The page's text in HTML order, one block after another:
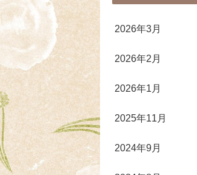
2026年3月
2026年2月
2026年1月
2025年11月
2024年9月